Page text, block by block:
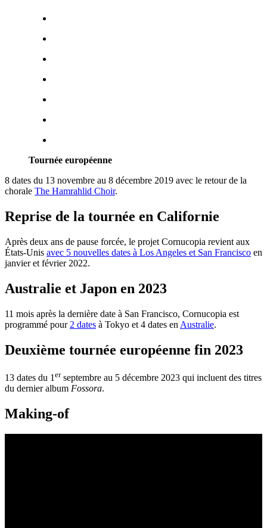
Tournée européenne
8 dates du 13 novembre au 8 décembre 2019 avec le retour de la
chorale The Hamrahlid Choir.
Reprise de la tournée en Californie
Après deux ans de pause forcée, le projet Cornucopia revient aux
États-Unis avec 5 nouvelles dates à Los Angeles et San Francisco en
janvier et février 2022.
Australie et Japon en 2023
11 mois après la dernière date à San Francisco, Cornucopia est
programmé pour 2 dates à Tokyo et 4 dates en Australie.
Deuxième tournée européenne fin 2023
13 dates du 1 erseptembre au 5 décembre 2023 qui incluent des titres
du dernier album Fossora.
Making-of